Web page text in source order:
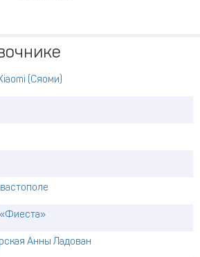
(Сяоми)
«Фиеста»
Анны Ладован